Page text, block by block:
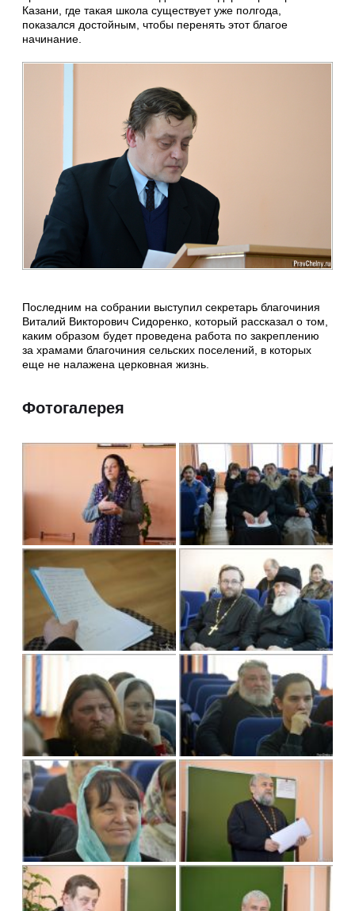
Казани, где такая школа существует уже полгода,
показался достойным, чтобы перенять этот благое
начинание.
Последним на собрании выступил секретарь благочиния
Виталий Викторович Сидоренко, который рассказал о том,
каким образом будет проведена работа по закреплению
за храмами благочиния сельских поселений, в которых
еще не налажена церковная жизнь.
Фотогалерея